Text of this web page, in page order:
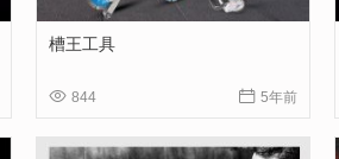
槽王工具
 844  5年前